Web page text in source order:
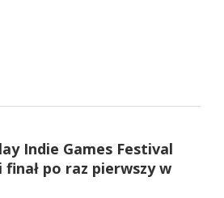
Indie Games Festival
finał po raz pierwszy w